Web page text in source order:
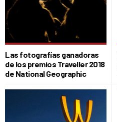
Las fotografías ganadoras
de los premios Traveller 2018
de National Geographic